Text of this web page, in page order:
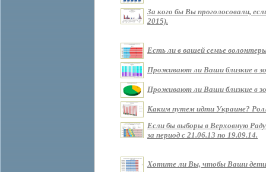
За кого бы Вы проголосовали,
2015).
Есть ли в вашей семье
Проживают ли Ваши близкие в
Проживают ли Ваши близкие в
Каким путем идти Украине?
Если бы выборы в Верховную
за период с 21.06.13 по 19.09.14.
Хотите ли Вы, чтобы Ваши дети